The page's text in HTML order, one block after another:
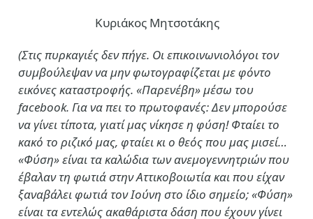
Κυριάκος Μητσοτάκης
(Στις πυρκαγιές δεν πήγε. Οι επικοινωνιολόγοι τον
συμβούλεψαν να μην φωτογραφίζεται με φόντο
εικόνες καταστροφής. «Παρενέβη» μέσω του
facebook. Για να πει το πρωτοφανές: Δεν μπορούσε
να γίνει τίποτα, γιατί μας νίκησε η φύση! Φταίει το
κακό το ριζικό μας, φταίει κι ο θεός που μας μισεί…
«Φύση» είναι τα καλώδια των ανεμογεννητριών που
έβαλαν τη φωτιά στην Αττικοβοιωτία και που είχαν
ξαναβάλει φωτιά τον Ιούνη στο ίδιο σημείο; «Φύση»
είναι τα εντελώς ακαθάριστα δάση που έχουν γίνει